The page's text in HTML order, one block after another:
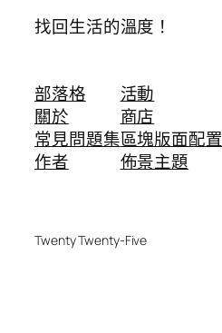
找回生活的溫度！
部落格
關於
常見問題集
作者
活動
商店
區塊版面配置
佈景主題
Twenty Twenty-Five